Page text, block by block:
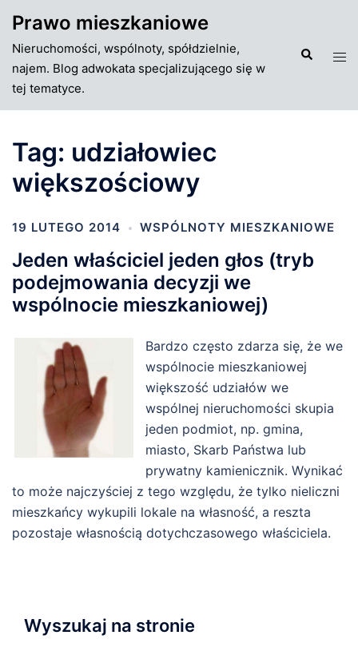
do
treści
Prawo mieszkaniowe
Nieruchomości, wspólnoty, spółdzielnie,
najem. Blog adwokata specjalizującego się w
tej tematyce.
Szukaj
Tag: udziałowiec
większościowy
19 LUTEGO 2014 WSPÓLNOTY MIESZKANIOWE
Jeden właściciel jeden głos (tryb
podejmowania decyzji we
wspólnocie mieszkaniowej)
Bardzo często zdarza się, że we
wspólnocie mieszkaniowej
większość udziałów we
wspólnej nieruchomości skupia
jeden podmiot, np. gmina,
miasto, Skarb Państwa lub
prywatny kamienicznik. Wynikać
to może najczyściej z tego względu, że tylko nieliczni
mieszkańcy wykupili lokale na własność, a reszta
pozostaje własnością dotychczasowego właściciela.
Wyszukaj na stronie